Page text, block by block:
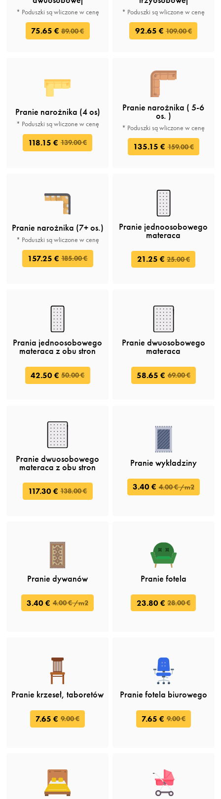
* Poduszki są wliczone w cenę
75.65 € 89.00 €
* Poduszki są wliczone w cenę
92.65 € 109.00 €
Pranie narożnika (4 os)
* Poduszki są wliczone w cenę
118.15 € 139.00 €
Pranie narożnika ( 5-6
os. )
* Poduszki są wliczone w cenę
135.15 € 159.00 €
Pranie narożnika (7+ os.)
* Poduszki są wliczone w cenę
157.25 € 185.00 €
Pranie jednoosobowego
materaca
21.25 € 25.00 €
Prania jednoosobowego
materaca z obu stron
42.50 € 50.00 €
Pranie dwuosobowego
materaca
58.65 € 69.00 €
Pranie dwuosobowego
materaca z obu stron
117.30 € 138.00 €
Pranie wykładziny
3.40 € 4.00 € /m2
Pranie dywanów
3.40 € 4.00 € /m2
Pranie fotela
23.80 € 28.00 €
Pranie krzeseł, taboretów
7.65 € 9.00 €
Pranie fotela biurowego
7.65 € 9.00 €